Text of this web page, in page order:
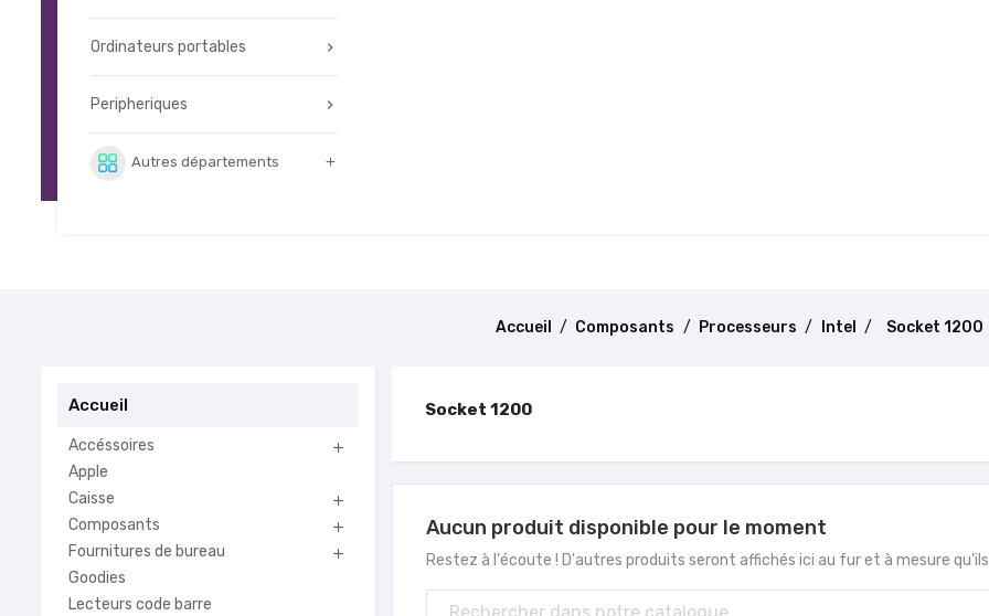
Ordinateurs portables
Peripheriques
Autres départements 
Accueil Composants Processeurs Intel Socket 1200
Accueil
Accéssoires 
Apple
Caisse

Composants 
Fournitures de bureau 
Goodies
Lecteurs code barre
Socket 1200
Aucun produit disponible pour le moment
Restez à l'écoute ! D'autres produits seront affichés ici au fur et à mesure